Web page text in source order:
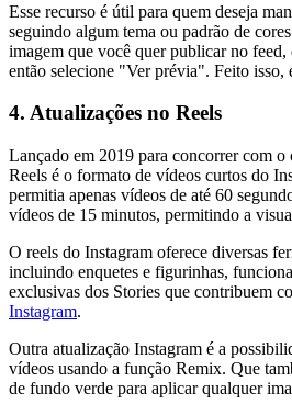
Esse recurso é útil para quem deseja
seguindo algum tema ou padrão de
imagem que você quer publicar no
então selecione "Ver prévia". Feito isso,
4. Atualizações no Reels
Lançado em 2019 para concorrer com o
Reels é o formato de vídeos curtos do
permitia apenas vídeos de até 60
vídeos de 15 minutos, permitindo a
O reels do Instagram oferece diversas
incluindo enquetes e figurinhas,
exclusivas dos Stories que contribuem
Instagram.
Outra atualização Instagram é a
vídeos usando a função Remix. Que
de fundo verde para aplicar qualquer